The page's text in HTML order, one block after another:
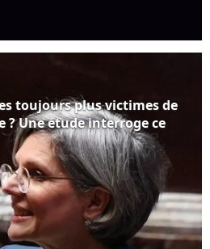
toujours plus victimes de
? Une étude interroge ce